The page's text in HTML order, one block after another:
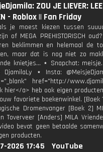
ZOU JE LIEVER:
- Roblox || Fan Friday
je moest kiezen tussen
of MEGA PREHISTORISCH
beklimmen en helemaal de
maar dat is nog niet zo
knietjes... ⋆ Snapchat:
DjamilaLy ⋆ Insta:
href="http://
hier</a> heb ook eigen
favoriete boekenwinkel. [Boek
Dromenvanger [Boek 2]
Toverveer [Anders] MILA
bevat geen betaalde
producten.
2026 17:45
YouTube